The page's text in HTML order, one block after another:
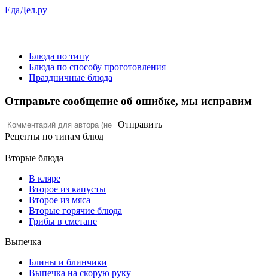
ЕдаДел.ру
Блюда по типу
Блюда по способу проготовления
Праздничные блюда
Отправьте сообщение об ошибке, мы исправим
Отправить
Рецепты по типам блюд
Вторые блюда
В кляре
Второе из капусты
Второе из мяса
Вторые горячие блюда
Грибы в сметане
Выпечка
Блины и блинчики
Выпечка на скорую руку